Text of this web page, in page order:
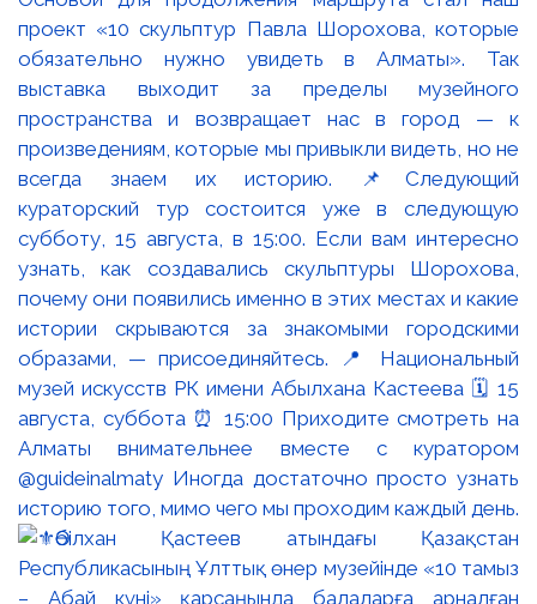
проект «10 скульптур Павла Шорохова, которые
обязательно нужно увидеть в Алматы». Так
выставка выходит за пределы музейного
пространства и возвращает нас в город — к
произведениям, которые мы привыкли видеть, но не
всегда знаем их историю. 📌Следующий
кураторский тур состоится уже в следующую
субботу, 15 августа, в 15:00. Если вам интересно
узнать, как создавались скульптуры Шорохова,
почему они появились именно в этих местах и какие
истории скрываются за знакомыми городскими
образами, — присоединяйтесь. 📍 Национальный
музей искусств РК имени Абылхана Кастеева 🗓 15
августа, суббота ⏰ 15:00 Приходите смотреть на
Алматы внимательнее вместе с куратором
@guideinalmaty Иногда достаточно просто узнать
историю того, мимо чего мы проходим каждый день.